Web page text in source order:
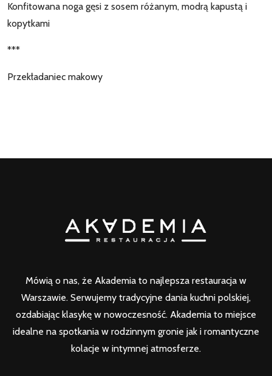
Konfitowana noga gęsi z sosem różanym, modrą kapustą i
kopytkami
***
Przekładaniec makowy
Mówią o nas, że Akademia to najlepsza restauracja w
Warszawie. Serwujemy tradycyjne dania kuchni polskiej,
ozdabiając klasykę w nowoczesność. Akademia to miejsce
idealne na spotkania w rodzinnym gronie jak i romantyczne
kolacje w intymnej atmosferze.